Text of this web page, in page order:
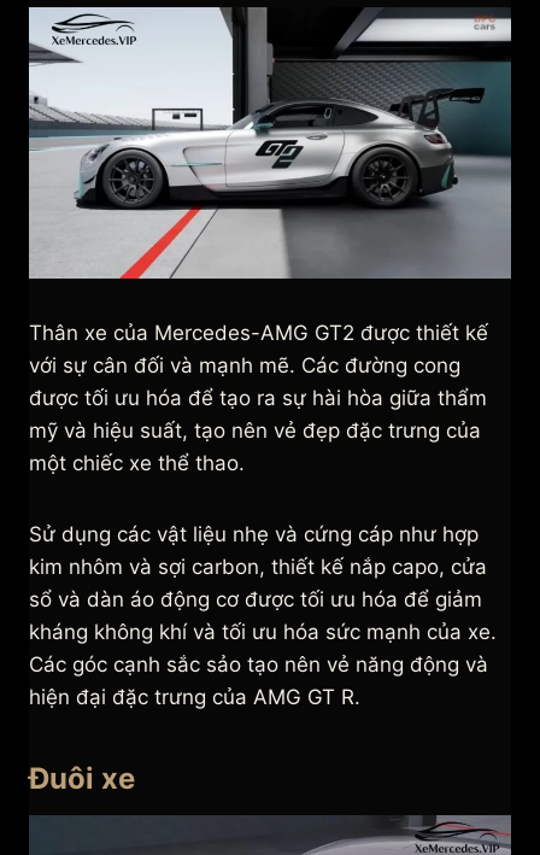
Thân xe của Mercedes-AMG GT2 được thiết kế
với sự cân đối và mạnh mẽ. Các đường cong
được tối ưu hóa để tạo ra sự hài hòa giữa thẩm
mỹ và hiệu suất, tạo nên vẻ đẹp đặc trưng của
một chiếc xe thể thao.
Sử dụng các vật liệu nhẹ và cứng cáp như hợp
kim nhôm và sợi carbon, thiết kế nắp capo, cửa
sổ và dàn áo động cơ được tối ưu hóa để giảm
kháng không khí và tối ưu hóa sức mạnh của xe.
Các góc cạnh sắc sảo tạo nên vẻ năng động và
hiện đại đặc trưng của AMG GT R.
Đuôi xe